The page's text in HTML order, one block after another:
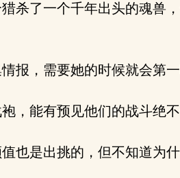
杀了一个千年出头的魂兽
报，需要她的时候就会第一
，能有预见他们的战斗绝
也是出挑的，但不知道为